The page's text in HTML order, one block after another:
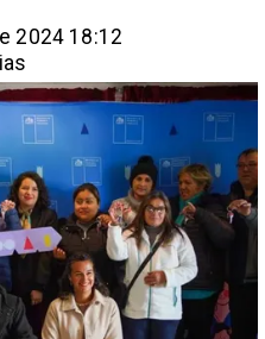
2024 18:12